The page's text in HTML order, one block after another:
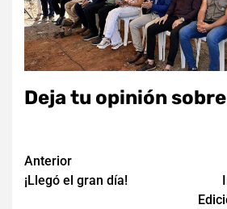
Deja tu opinión
Navegación
de
Anterior
¡Llegó el gran día!